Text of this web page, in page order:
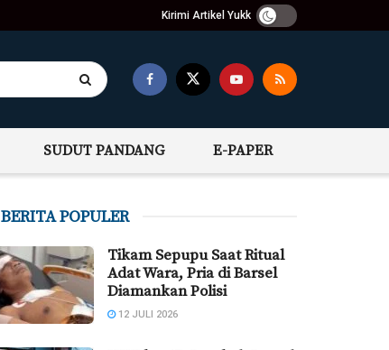
Kirimi Artikel Yukk
SUDUT PANDANG E-PAPER
BERITA POPULER
Tikam Sepupu Saat Ritual
Adat Wara, Pria di Barsel
Diamankan Polisi
12 JULI 2026